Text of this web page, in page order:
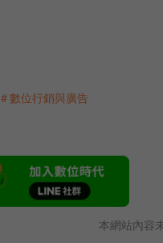
＃數位行銷與廣告
本網站內容